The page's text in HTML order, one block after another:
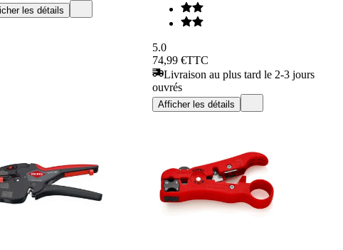
les détails
5.0
74,99 €TTC
Livraison au plus tard le 2-3 jours
ouvrés
Afficher les détails